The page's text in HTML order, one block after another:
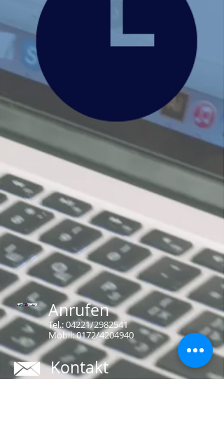
Anrufen
Tel.: 04221/2982541
Mobil: 0172/4204940
Kontakt
hbldel@gmx.de